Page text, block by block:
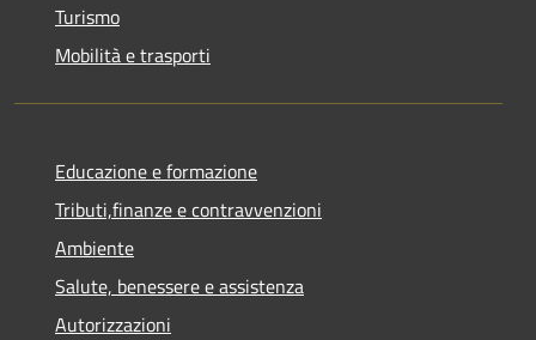
Turismo
Mobilità e trasporti
Educazione e formazione
Tributi,finanze e contravvenzioni
Ambiente
Salute, benessere e assistenza
Autorizzazioni